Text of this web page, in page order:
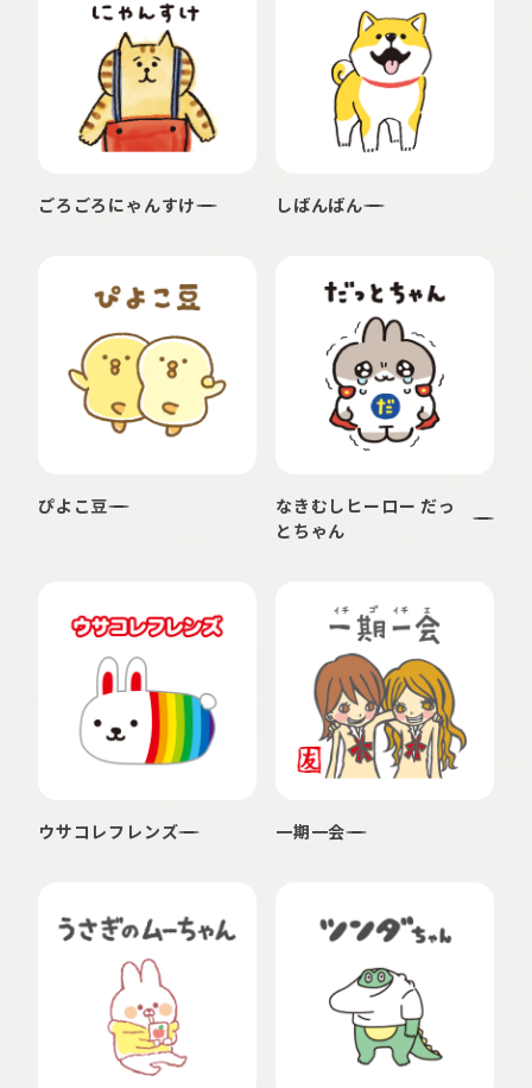
ごろごろにゃんすけ しばんばん
ぴよこ豆
なきむしヒーロー だっ
とちゃん
ウサコレフレンズ 一期一会